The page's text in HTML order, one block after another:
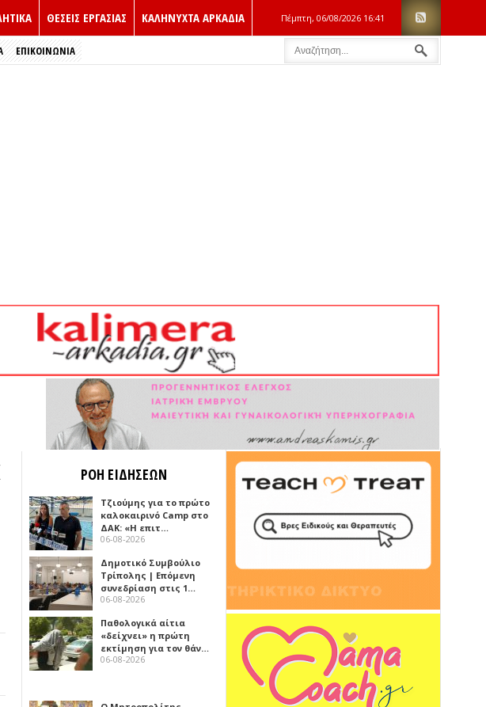
ΘΕΣΕΙΣ ΕΡΓΑΣΙΑΣ ΚΑΛΗΝΥΧΤΑ ΑΡΚΑΔΙΑ Πέμπτη, 06/08/2026 16:41
ΕΠΙΚΟΙΝΩΝΙΑ
ΡΟΗ ΕΙΔΗΣΕΩΝ
Τζιούμης για το πρώτο
καλοκαιρινό Camp στο
ΔΑΚ: «Η επιτ…
06-08-2026
Δημοτικό Συμβούλιο
Τρίπολης | Επόμενη
συνεδρίαση στις 1…
06-08-2026
Παθολογικά αίτια
«δείχνει» η πρώτη
εκτίμηση για τον θάν…
06-08-2026